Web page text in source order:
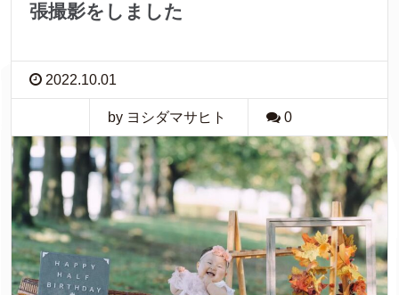
張撮影をしました
2022.10.01
by ヨシダマサヒト 0